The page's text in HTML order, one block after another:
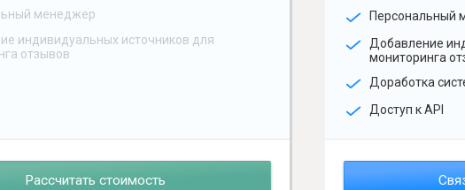
менеджер
индивидуальных источников для
отзывов
Рассчитать стоимость
Персональный
Добавление
мониторинга
Доработка
Доступ к API